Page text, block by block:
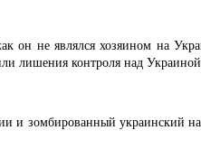
он не являлся хозяином на
лишения контроля над
и зомбированный украинский